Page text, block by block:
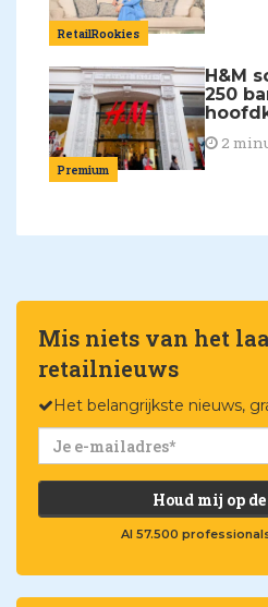
RetailRookies
Premium
H&M
250
2
Mis niets van het
retailnieuws
Het belangrijkste nieuws,
Houd mij op
Al 57.500